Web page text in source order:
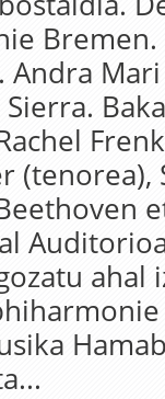
Bremen.
Mari
(tenorea),
ahal